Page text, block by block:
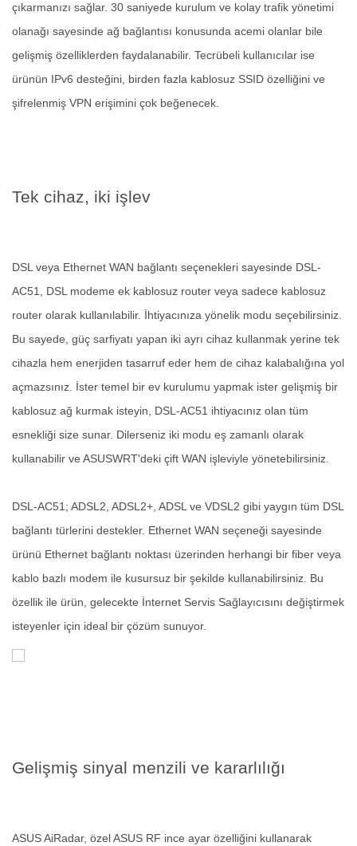
çıkarmanızı sağlar. 30 saniyede kurulum ve kolay trafik yönetimi
olanağı sayesinde ağ bağlantısı konusunda acemi olanlar bile
gelişmiş özelliklerden faydalanabilir. Tecrübeli kullanıcılar ise
ürünün IPv6 desteğini, birden fazla kablosuz SSID özelliğini ve
şifrelenmiş VPN erişimini çok beğenecek.
Tek cihaz, iki işlev
DSL veya Ethernet WAN bağlantı seçenekleri sayesinde DSL-
AC51, DSL modeme ek kablosuz router veya sadece kablosuz
router olarak kullanılabilir. İhtiyacınıza yönelik modu seçebilirsiniz.
Bu sayede, güç sarfiyatı yapan iki ayrı cihaz kullanmak yerine tek
cihazla hem enerjiden tasarruf eder hem de cihaz kalabalığına yol
açmazsınız. İster temel bir ev kurulumu yapmak ister gelişmiş bir
kablosuz ağ kurmak isteyin, DSL-AC51 ihtiyacınız olan tüm
esnekliği size sunar. Dilerseniz iki modu eş zamanlı olarak
kullanabilir ve ASUSWRT'deki çift WAN işleviyle yönetebilirsiniz.
DSL-AC51; ADSL2, ADSL2+, ADSL ve VDSL2 gibi yaygın tüm DSL
bağlantı türlerini destekler. Ethernet WAN seçeneği sayesinde
ürünü Ethernet bağlantı noktası üzerinden herhangi bir fiber veya
kablo bazlı modem ile kusursuz bir şekilde kullanabilirsiniz. Bu
özellik ile ürün, gelecekte İnternet Servis Sağlayıcısını değiştirmek
isteyenler için ideal bir çözüm sunuyor.
Gelişmiş sinyal menzili ve kararlılığı
ASUS AiRadar, özel ASUS RF ince ayar özelliğini kullanarak